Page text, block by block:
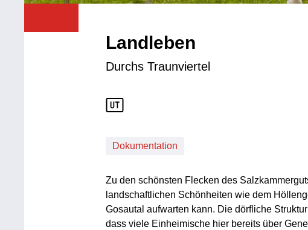
Landleben
Durchs Traunviertel
Dokumentation
Zu den schönsten Flecken des
landschaftlichen Schönheiten wie dem
Gosautal aufwarten kann. Die dörfliche
dass viele Einheimische hier bereits über